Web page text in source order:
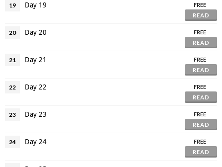
19 Day 19
FREE
READ
20 Day 20
FREE
READ
21 Day 21
FREE
READ
22 Day 22
FREE
READ
23 Day 23
FREE
READ
24 Day 24
FREE
READ